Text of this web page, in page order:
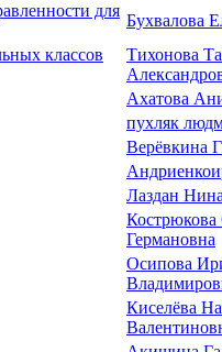
для
Бухвалова
классов
Тихонова
Ахатова
пухляк
Верёвкина
Лаздан
Кострюкова
Германовна
Осипова
Киселёва